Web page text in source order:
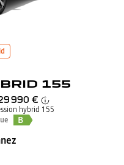
155
990 €
hybrid 155
B